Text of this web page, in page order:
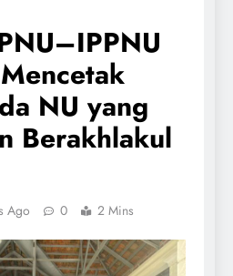
NU yang
Berakhlakul
Ago 0 2 Mins